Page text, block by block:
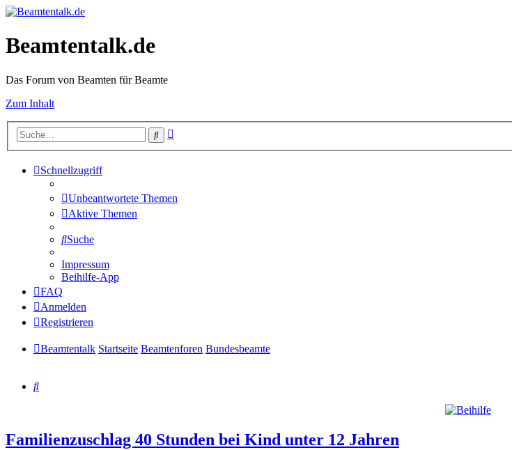
Beamtentalk.de
Das Forum von Beamten für Beamte
Zum Inhalt
Suche
Schnellzugriff
Unbeantwortete Themen
Aktive Themen
Suche
Impressum
Beihilfe-App
FAQ
Anmelden
Registrieren
Beamtentalk Startseite Beamtenforen Bundesbeamte
Suche
Familienzuschlag 40 Stunden bei Kind unter 12 Jahren